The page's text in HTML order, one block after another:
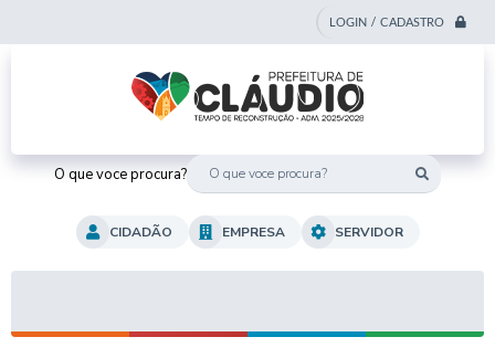
LOGIN / CADASTRO
O que voce procura?
CIDADÃO EMPRESA SERVIDOR